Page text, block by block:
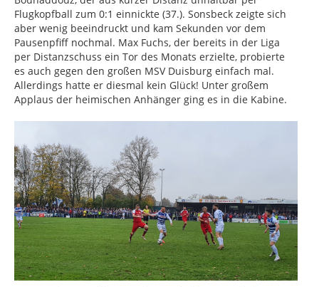
Flugkopfball zum 0:1 einnickte (37.). Sonsbeck zeigte sich
aber wenig beeindruckt und kam Sekunden vor dem
Pausenpfiff nochmal. Max Fuchs, der bereits in der Liga
per Distanzschuss ein Tor des Monats erzielte, probierte
es auch gegen den großen MSV Duisburg einfach mal.
Allerdings hatte er diesmal kein Glück! Unter großem
Applaus der heimischen Anhänger ging es in die Kabine.